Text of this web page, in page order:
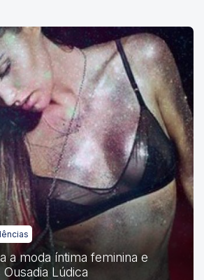
a moda íntima feminina e
Lúdica